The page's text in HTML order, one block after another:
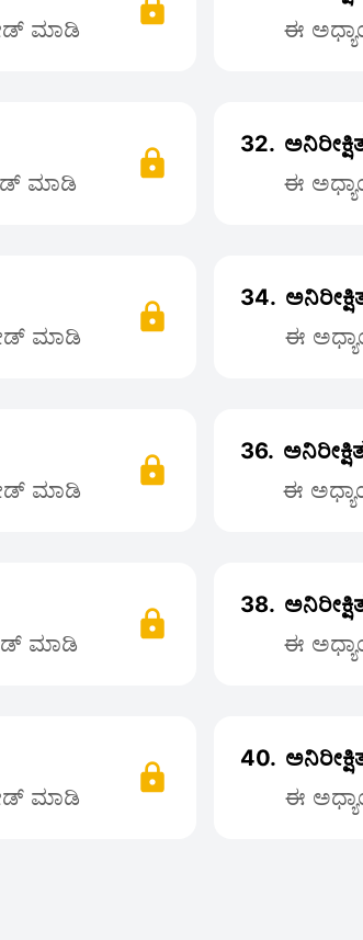
ಮಾಡಿ
ಈ
ಮಾಡಿ
32.
ಈ
ಮಾಡಿ
34.
ಈ
ಮಾಡಿ
36.
ಈ
ಮಾಡಿ
38.
ಈ
ಮಾಡಿ
40.
ಈ